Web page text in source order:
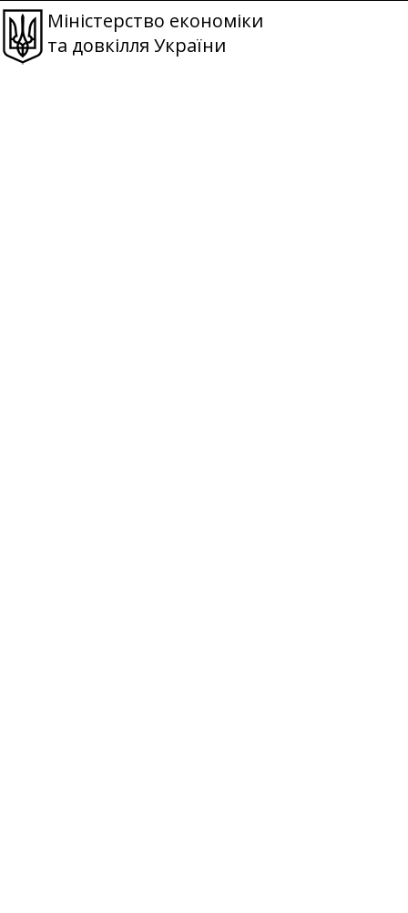
Міністерство економіки
та довкілля України